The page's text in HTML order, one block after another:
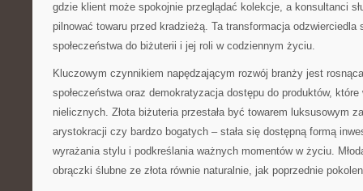
gdzie klient może spokojnie przeglądać kolekcje, a konsultanci
pilnować towaru przed kradzieżą. Ta transformacja
społeczeństwa do biżuterii i jej roli w codziennym życiu.
Kluczowym czynnikiem napędzającym rozwój branży jest
społeczeństwa oraz demokratyzacja dostępu do produktów, które
nielicznych. Złota biżuteria przestała być towarem luksusowym
arystokracji czy bardzo bogatych – stała się dostępną formą
wyrażania stylu i podkreślania ważnych momentów w życiu.
obrączki ślubne ze złota równie naturalnie, jak poprzednie